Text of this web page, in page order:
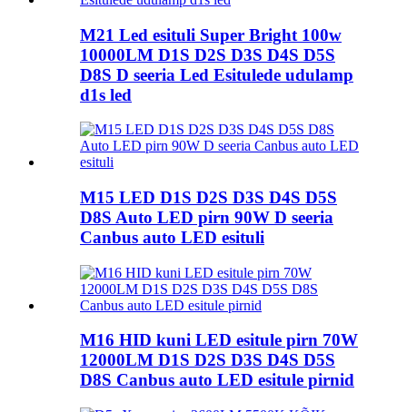
M21 Led esituli Super Bright 100w
10000LM D1S D2S D3S D4S D5S
D8S D seeria Led Esitulede udulamp
d1s led
M15 LED D1S D2S D3S D4S D5S
D8S Auto LED pirn 90W D seeria
Canbus auto LED esituli
M16 HID kuni LED esitule pirn 70W
12000LM D1S D2S D3S D4S D5S
D8S Canbus auto LED esitule pirnid